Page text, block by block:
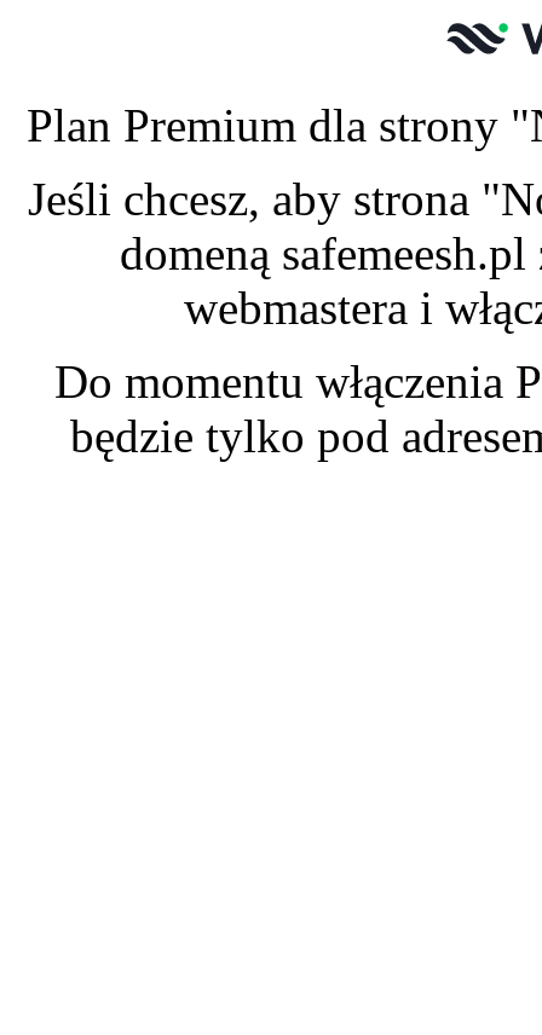
Plan Premium dla strony
Jeśli chcesz, aby strona
domeną
webmastera i
Do momentu włączenia
będzie tylko pod